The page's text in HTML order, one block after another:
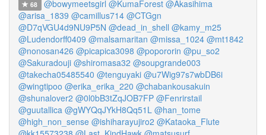
68 @bowymeetsgirl @KumaForest @Akasihima
@arisa_1839 @camillus714 @CTGgn
@D7qVGU4d9NU9P5N @dead_in_shell @kamy_m25
@Ludendorff0409 @malsamaritan @missa_1024 @mt1842
@nonosan426 @picapica3098 @popororin @pu_so2
@Sakuradouji @shiromasa32 @soupgrande003
@takecha05485540 @tenguyaki @u7Wig97s7wbDB6i
@wingtipoo @erika_erika_220 @chabankousakuin
@shunalover2 @0l0bB3tZqJOB7FP @Fenrirstail
@guutallica @gWYQqJYkH8Qq51L @han_tome
@high_non_sense @ishiharayujiro2 @Kataoka_Flute